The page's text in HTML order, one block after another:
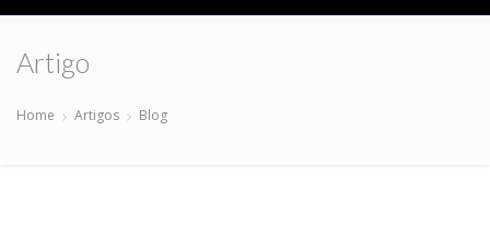
Artigo
Home Artigos Blog